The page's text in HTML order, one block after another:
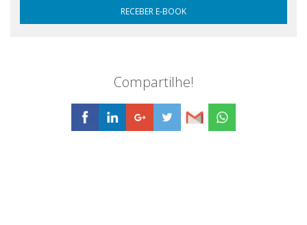
Compartilhe!